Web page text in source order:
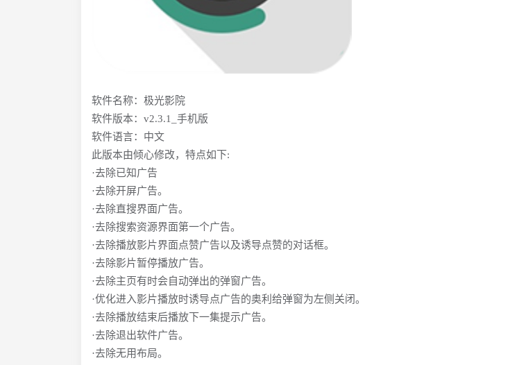
软件名称：极光影院
软件版本：v2.3.1_手机版
软件语言：中文
此版本由倾心修改，特点如下:
·去除已知广告
·去除开屏广告。
·去除直搜界面广告。
·去除搜索资源界面第一个广告。
·去除播放影片界面点赞广告以及诱导点赞的对话框。
·去除影片暂停播放广告。
·去除主页有时会自动弹出的弹窗广告。
·优化进入影片播放时诱导点广告的奥利给弹窗为左侧关闭。
·去除播放结束后播放下一集提示广告。
·去除退出软件广告。
·去除无用布局。